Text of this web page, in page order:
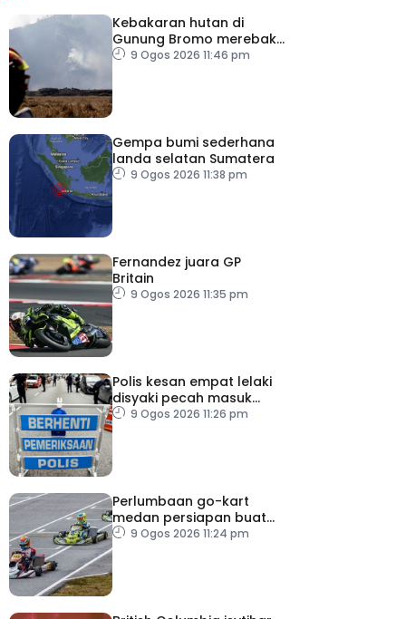
Kebakaran hutan di
Gunung Bromo merebak
hingga 520 hektar
9 Ogos 2026 11:46 pm
Gempa bumi sederhana
landa selatan Sumatera
9 Ogos 2026 11:38 pm
Fernandez juara GP
Britain
9 Ogos 2026 11:35 pm
Polis kesan empat lelaki
disyaki pecah masuk
rumah
9 Ogos 2026 11:26 pm
Perlumbaan go-kart
medan persiapan buat
Putera Adam
9 Ogos 2026 11:24 pm